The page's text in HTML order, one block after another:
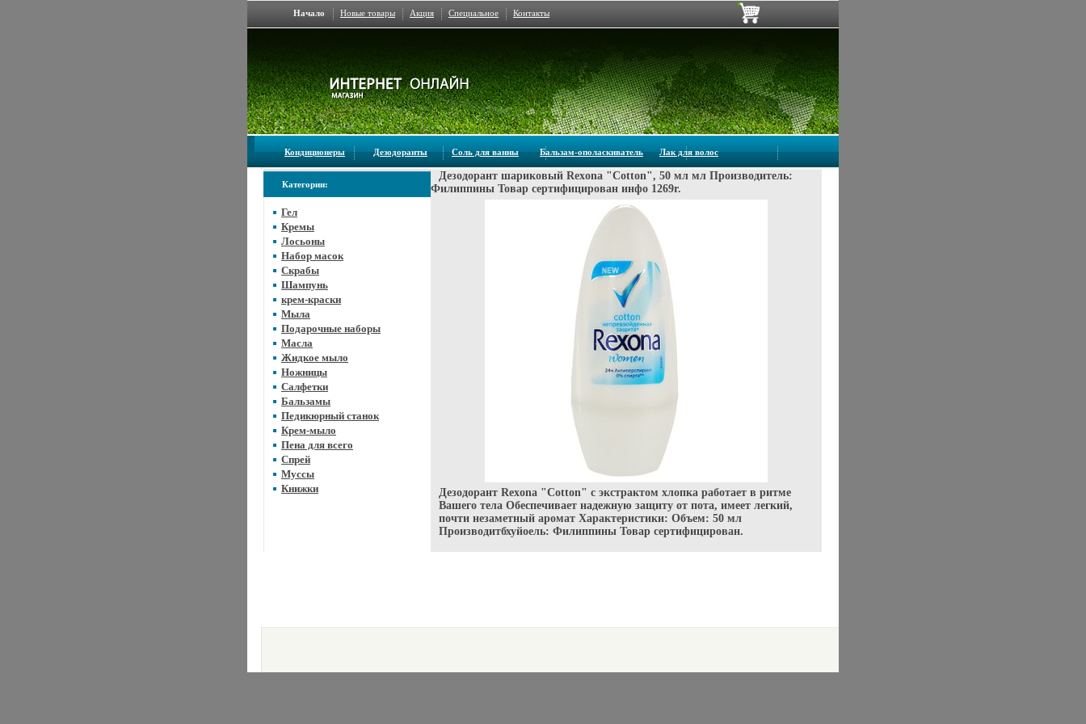
Начало Новые товары Акция Специальное Контакты
Кондиционеры Дезодоранты Соль для ванны Бальзам-ополаскиватель Лак для волос
Категории:
Гел
Кремы
Лосьоны
Набор масок
Скрабы
Шампунь
крем-краски
Мыла
Подарочные наборы
Масла
Жидкое мыло
Ножницы
Салфетки
Бальзамы
Педикюрный станок
Крем-мыло
Пена для всего
Спрей
Муссы
Книжки
Дезодорант шариковый Rexona "Cotton", 50 мл мл Производитель:
Филиппины Товар сертифицирован инфо 1269r.
Дезодорант Rexona "Cotton" с экстрактом хлопка работает в ритме
Вашего тела Обеспечивает надежную защиту от пота, имеет легкий,
почти незаметный аромат Характеристики: Объем: 50 мл
Производитбхуйоель: Филиппины Товар сертифицирован.